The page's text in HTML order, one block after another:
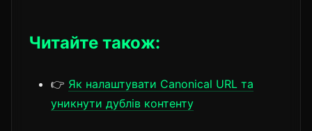
Читайте також:
👉 Як налаштувати Canonical URL та
уникнути дублів контенту